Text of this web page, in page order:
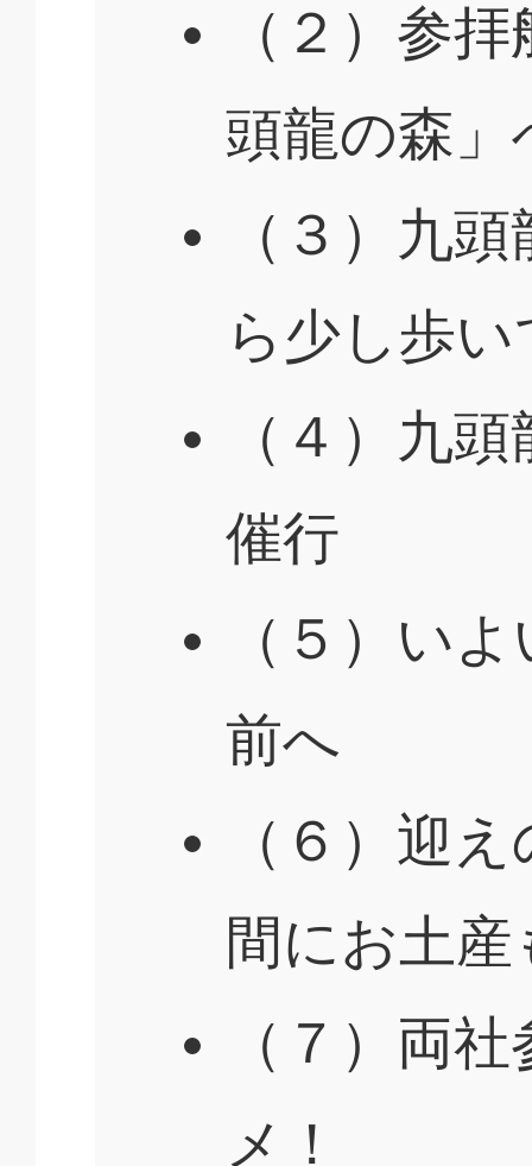
（２）参
頭龍の森」
（３）九
ら少し歩
（４）九
催行
（５）い
前へ
（６）迎
間にお土産
（７）両
メ！